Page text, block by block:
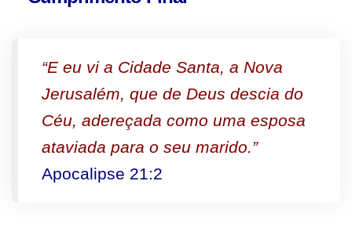
“E eu vi a Cidade Santa, a Nova
Jerusalém, que de Deus descia do
Céu, adereçada como uma esposa
ataviada para o seu marido.”
Apocalipse 21:2